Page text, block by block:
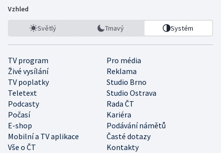
Vzhled
Světlý Tmavý Systém
TV program
Pro média
Živé vysílání
Reklama
TV poplatky
Studio Brno
Teletext
Studio Ostrava
Podcasty
Rada ČT
Počasí
Kariéra
E-shop
Podávání námětů
Mobilní a TV aplikace
Časté dotazy
Vše o ČT
Kontakty